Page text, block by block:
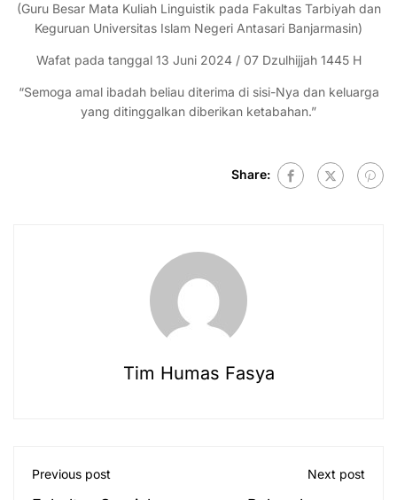
(Guru Besar Mata Kuliah Linguistik pada Fakultas Tarbiyah dan
Keguruan Universitas Islam Negeri Antasari Banjarmasin)
Wafat pada tanggal 13 Juni 2024 / 07 Dzulhijjah 1445 H
“Semoga amal ibadah beliau diterima di sisi-Nya dan keluarga
yang ditinggalkan diberikan ketabahan.”
Share:
Tim Humas Fasya
Previous post Next post